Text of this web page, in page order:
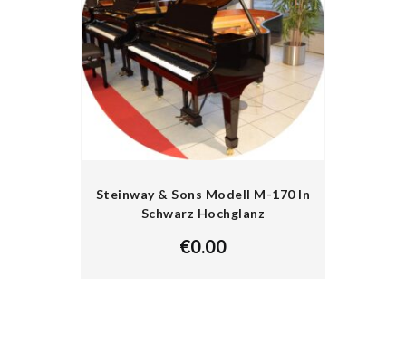
Steinway & Sons Modell M-170 In
Schwarz Hochglanz
€0.00